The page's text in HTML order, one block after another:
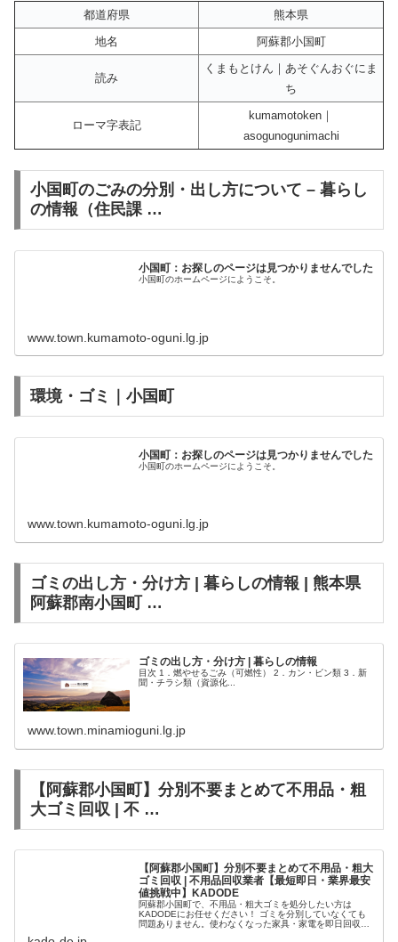
都道府県
熊本県
地名
阿蘇郡小国町
読み
くまもとけん｜あそぐんおぐにま
ち
ローマ字表記
kumamotoken｜
asogunogunimachi
小国町のごみの分別・出し方について – 暮らし
の情報（住民課 …
小国町：お探しのページは見つかりませんでした
小国町のホームページにようこそ。
www.town.kumamoto-oguni.lg.jp
環境・ゴミ｜小国町
小国町：お探しのページは見つかりませんでした
小国町のホームページにようこそ。
www.town.kumamoto-oguni.lg.jp
ゴミの出し方・分け方 | 暮らしの情報 | 熊本県
阿蘇郡南小国町 …
ゴミの出し方・分け方 | 暮らしの情報
目次 1．燃やせるごみ（可燃性） 2．カン・ビン類 3．新
聞・チラシ類（資源化...
www.town.minamioguni.lg.jp
【阿蘇郡小国町】分別不要まとめて不用品・粗
大ゴミ回収 | 不 …
【阿蘇郡小国町】分別不要まとめて不用品・粗大
ゴミ回収 | 不用品回収業者【最短即日・業界最安
値挑戦中】KADODE
阿蘇郡小国町で、不用品・粗大ゴミを処分したい方は
KADODEにお任せください！ ゴミを分別していなくても
問題ありません。使わなくなった家具・家電を即日回収致